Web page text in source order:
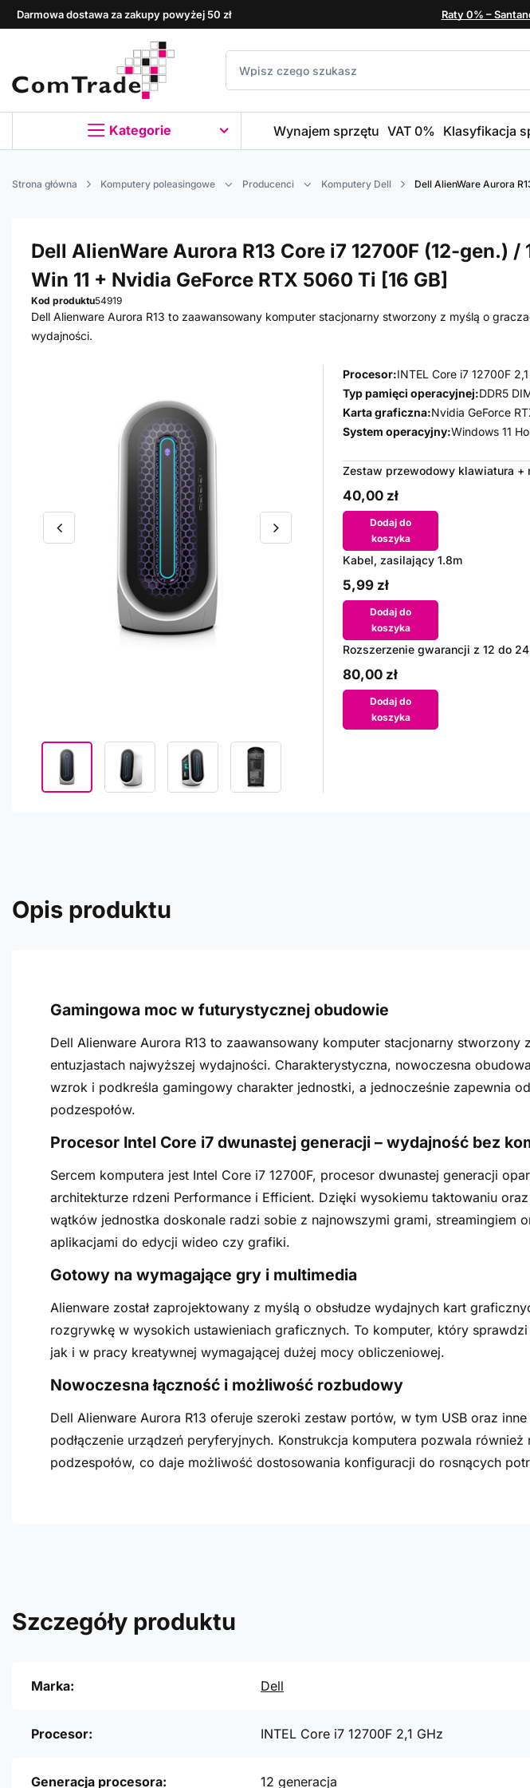
Darmowa dostawa za zakupy powyżej 50 zł Raty 0% –
Kategorie Wynajem sprzętu VAT 0% Klasyfikacja
Strona główna Komputery poleasingowe Producenci Komputery Dell Dell AlienWare Aurora
Dell AlienWare Aurora R13 Core i7 12700F (12-gen.) /
Win 11 + Nvidia GeForce RTX 5060 Ti [16 GB]
Kod produktu54919
Dell Alienware Aurora R13 to zaawansowany komputer stacjonarny stworzony z myślą o
wydajności.
Procesor:INTEL Core i7 12700F
Typ pamięci operacyjnej:DDR5
Karta graficzna:Nvidia GeForce
System operacyjny:Windows 11
Zestaw przewodowy klawiatura +
40,00 zł
Dodaj do
koszyka
Kabel, zasilający 1.8m
5,99 zł
Dodaj do
koszyka
Rozszerzenie gwarancji z 12 do
80,00 zł
Dodaj do
koszyka
Opis produktu
Gamingowa moc w futurystycznej obudowie
Dell Alienware Aurora R13 to zaawansowany komputer stacjonarny stworzony
entuzjastach najwyższej wydajności. Charakterystyczna, nowoczesna
wzrok i podkreśla gamingowy charakter jednostki, a jednocześnie zapewnia
podzespołów.
Procesor Intel Core i7 dwunastej generacji – wydajność bez
Sercem komputera jest Intel Core i7 12700F, procesor dwunastej generacji
architekturze rdzeni Performance i Efficient. Dzięki wysokiemu taktowaniu
wątków jednostka doskonale radzi sobie z najnowszymi grami, streamingiem
aplikacjami do edycji wideo czy grafiki.
Gotowy na wymagające gry i multimedia
Alienware został zaprojektowany z myślą o obsłudze wydajnych kart
rozgrywkę w wysokich ustawieniach graficznych. To komputer, który
jak i w pracy kreatywnej wymagającej dużej mocy obliczeniowej.
Nowoczesna łączność i możliwość rozbudowy
Dell Alienware Aurora R13 oferuje szeroki zestaw portów, w tym USB oraz
podłączenie urządzeń peryferyjnych. Konstrukcja komputera pozwala również
podzespołów, co daje możliwość dostosowania konfiguracji do rosnących
Szczegóły produktu
Marka: Dell
Procesor: INTEL Core i7 12700F 2,1 GHz
Generacja procesora: 12 generacja